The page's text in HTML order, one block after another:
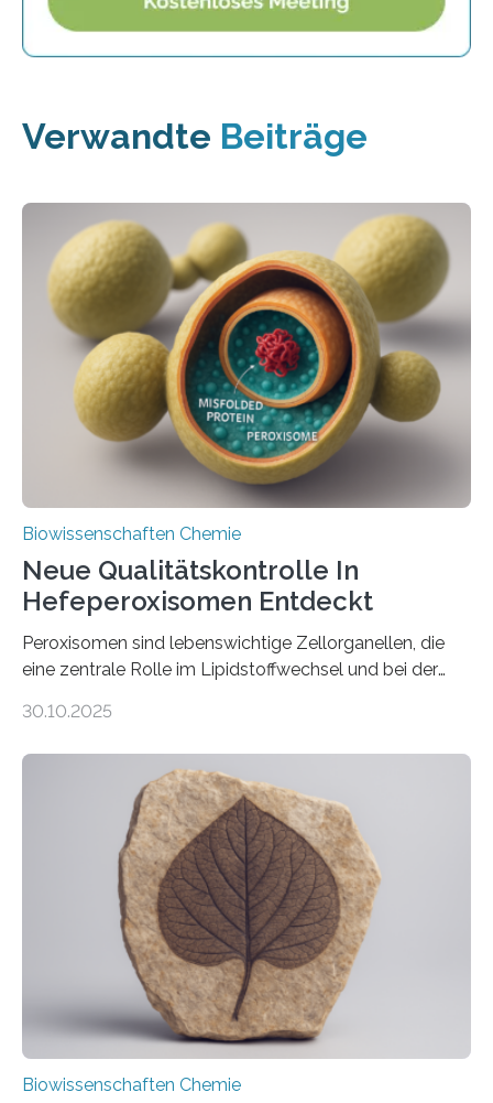
Verwandte Beiträge
Biowissenschaften Chemie
Neue Qualitätskontrolle In
Hefeperoxisomen Entdeckt
Peroxisomen sind lebenswichtige Zellorganellen, die
eine zentrale Rolle im Lipidstoffwechsel und bei der
erfüllen können, müssen zahlreiche Enzyme präzise in
der Ruhr-Universität Bochum um Prof. Dr. Ralf Erdmann
und Dr. Ismaila Francis Yusuf hat nun einen bislang
unbekannten Qualitätskontrollmechanismus des
peroxisomalen Proteintransports in der Bäckerhefe
Saccharomyces cerevisiae entdeckt, der für die
Funktionsfähigkeit der Organellen entscheidend ist. Die
Studie wurde am 28. Oktober 2025 in der
Fachzeitschrift…
30.10.2025
Biowissenschaften Chemie